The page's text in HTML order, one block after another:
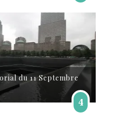
du 11 Septembre
4